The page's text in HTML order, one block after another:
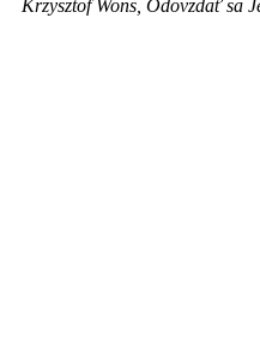
Krzysztof Wons, Odovzdať sa